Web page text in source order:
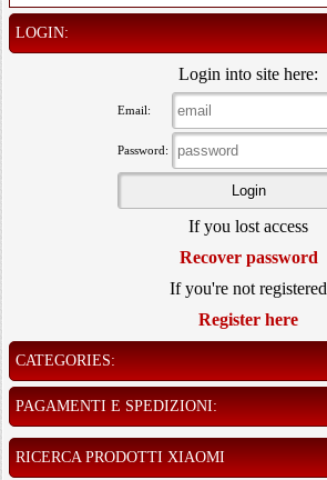
LOGIN:
Login into site here:
Email:
Password:
If you lost access
Recover password
If you're not registered
Register here
CATEGORIES:
PAGAMENTI E SPEDIZIONI:
RICERCA PRODOTTI XIAOMI